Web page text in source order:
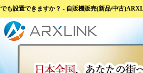
も設置できますか？ - 自販機販売(新品/中古